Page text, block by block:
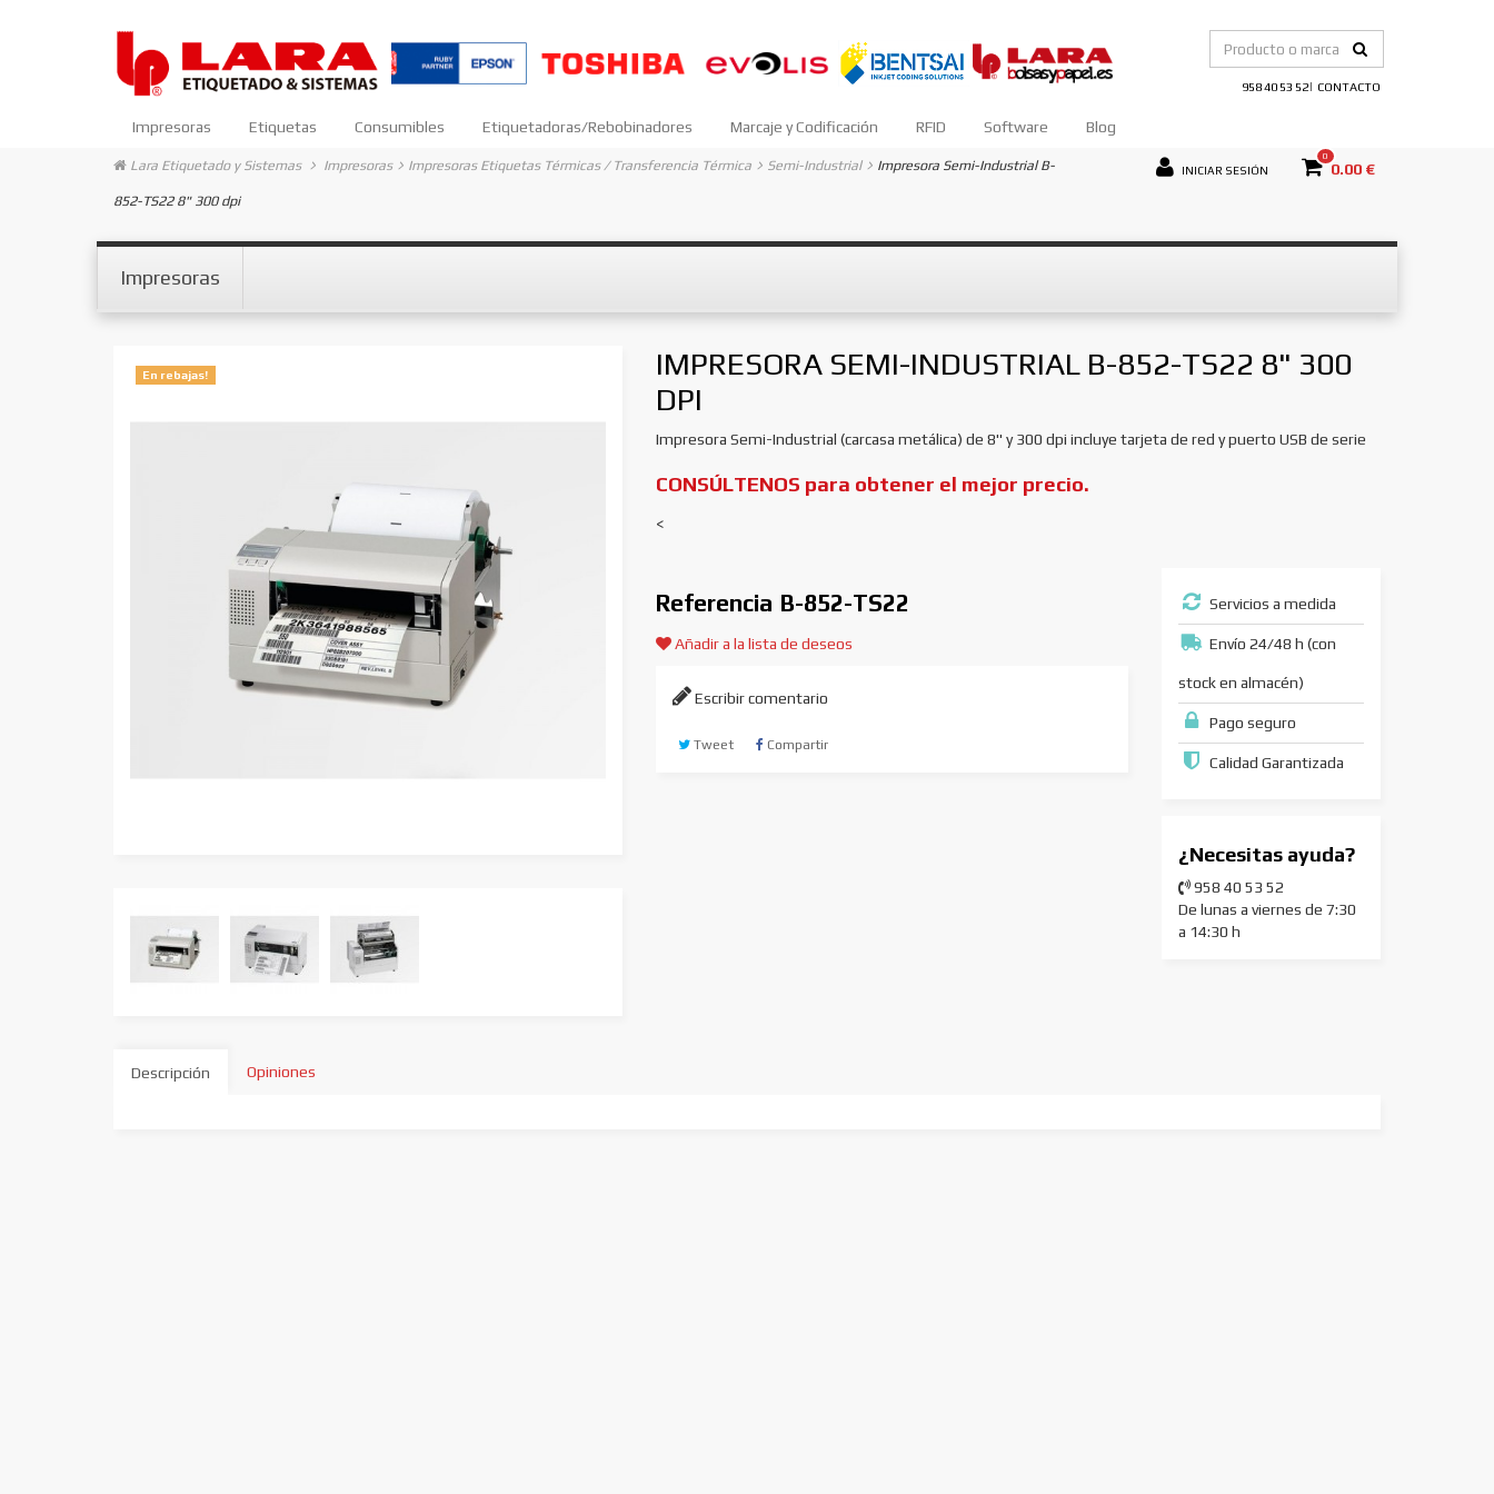
958 40 53 52| CONTACTO
Impresoras Etiquetas Consumibles Etiquetadoras/Rebobinadores Marcaje y Codificación RFID Software Blog
Lara Etiquetado y Sistemas Impresoras Impresoras Etiquetas Térmicas / Transferencia Térmica Semi-Industrial Impresora Semi-Industrial B-
852-TS22 8" 300 dpi
INICIAR SESIÓN
0
0.00 €
Impresoras
En rebajas!
IMPRESORA SEMI-INDUSTRIAL B-852-TS22 8" 300
DPI
Impresora Semi-Industrial (carcasa metálica) de 8" y 300 dpi incluye tarjeta de red y puerto USB de serie
CONSÚLTENOS para obtener el mejor precio.
<
Referencia B-852-TS22
Añadir a la lista de deseos
Escribir comentario
Tweet Compartir
Servicios a medida
Envío 24/48 h (con
stock en almacén)
Pago seguro
Calidad Garantizada
¿Necesitas ayuda?
958 40 53 52
De lunas a viernes de 7:30
a 14:30 h
Descripción Opiniones